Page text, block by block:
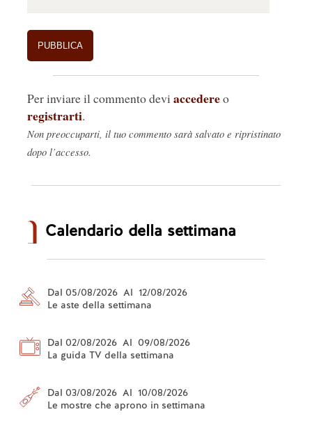
Per inviare il commento devi accedereo
registrarti.
Non preoccuparti, il tuo commento sarà salvato e ripristinato
dopo l’accesso.
Calendario della settimana
Dal 05/08/2026 Al 12/08/2026
Le aste della settimana
Dal 02/08/2026 Al 09/08/2026
La guida TV della settimana
Dal 03/08/2026 Al 10/08/2026
Le mostre che aprono in settimana